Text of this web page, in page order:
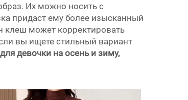
Их можно носить с
придаст ему более изысканный
клеш может корректировать
вы ищете стильный вариант
девочки на осень и зиму,